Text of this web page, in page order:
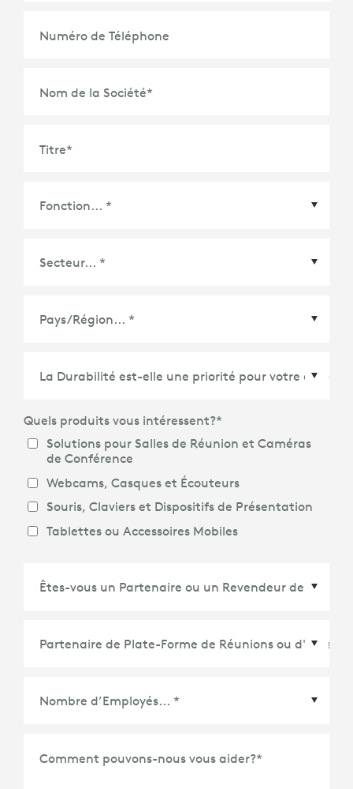
Numéro de Téléphone
Nom de la Société*
Titre*
Pays/Région*
Quels produits vous intéressent?*
Solutions pour Salles de Réunion et Caméras
de Conférence
Webcams, Casques et Écouteurs
Souris, Claviers et Dispositifs de Présentation
Tablettes ou Accessoires Mobiles
d'Écosystème
Comment pouvons-nous vous aider?*